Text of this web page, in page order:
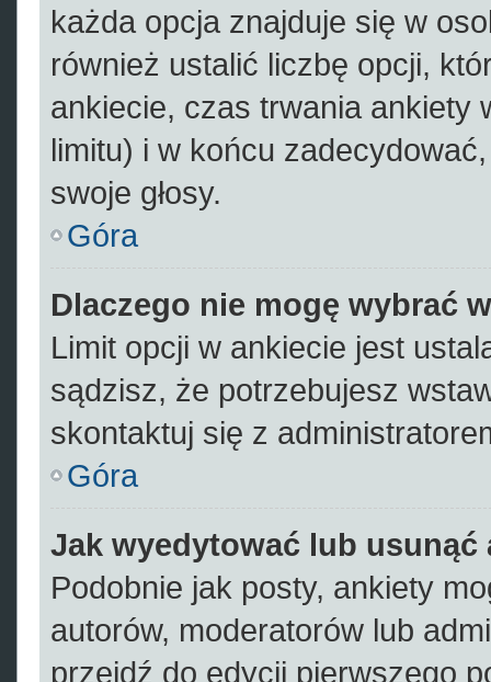
każda opcja znajduje się w
również ustalić liczbę opcji,
ankiecie, czas trwania ankiety
limitu) i w końcu
swoje głosy.
Góra
Dlaczego nie mogę wybrać
Limit opcji w ankiecie jest
sądzisz, że potrzebujesz
skontaktuj się z
Góra
Jak wyedytować lub usunąć
Podobnie jak posty, ankiety
autorów, moderatorów lub
przejdź do edycji pierwszego